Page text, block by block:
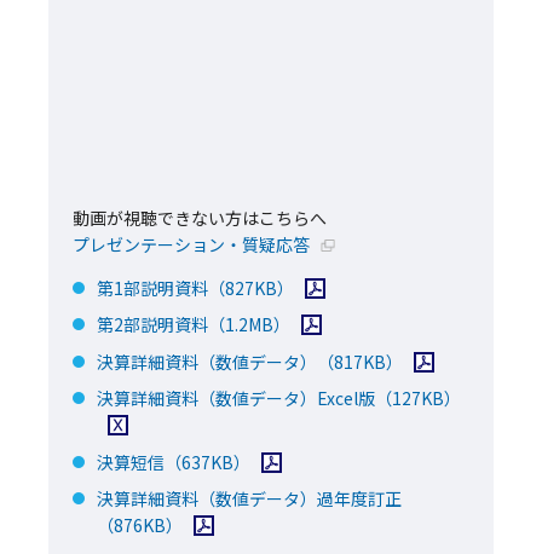
動画が視聴できない方はこちらへ
プレゼンテーション・質疑応答新規ウィンドウで開く
第1部説明資料 （827KB）
PDFファイルを開く
第2部説明資料 （1.2MB）
PDFファイルを開く
決算詳細資料（数値データ）
（817KB）
PDFファイルを開
決算詳細資料（数値データ）Excel版 （127KB）
決算短信 （637KB）
PDFファイルを開く
決算詳細資料（数値データ）過年度訂正
（876KB）
PDFファイルを開く